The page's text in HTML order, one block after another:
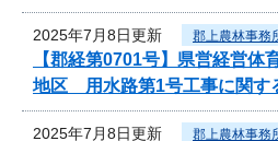
2025年7月8日更新 郡上農林事務
【郡経第0701号】県営経営
地区 用水路第1号工事に関す
2025年7月8日更新 郡上農林事務